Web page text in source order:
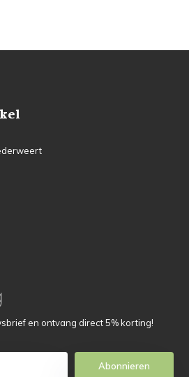
en ontvang direct 5% korting!
Abonnieren